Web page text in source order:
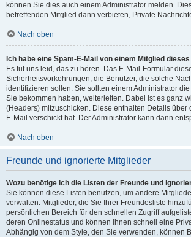
können Sie dies auch einem Administrator melden.
betreffenden Mitglied dann verbieten, Private
Nach oben
Ich habe eine Spam-E-Mail von einem Mitglied
Es tut uns leid, das zu hören. Das E-Mail-Formular
Sicherheitsvorkehrungen, die Benutzer, die solche
identifizieren sollen. Sie sollten einem Administrator
Sie bekommen haben, weiterleiten. Dabei ist es ganz
(Headers) mitzuschicken. Diese enthalten Details über
E-Mail verschickt hat. Der Administrator kann dann
Nach oben
Freunde und ignorierte Mitglieder
Wozu benötige ich die Listen der Freunde und
Sie können diese Listen benutzen, um andere
verwalten. Mitglieder, die Sie Ihrer Freundesliste
persönlichen Bereich für den schnellen Zugriff
deren Onlinestatus und können ihnen schnell eine
Abhängig von dem Style, den Sie verwenden, können